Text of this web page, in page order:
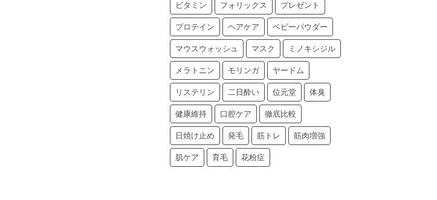
ビタミン フォリックス プレゼント
プロテイン ヘアケア ベビーパウダー
マウスウォッシュ マスク ミノキシジル
メラトニン モリンガ ヤードム
リステリン 二日酔い 位元堂 体臭
健康維持 口腔ケア 徹底比較
日焼け止め 発毛 筋トレ 筋肉増強
肌ケア 育毛 花粉症